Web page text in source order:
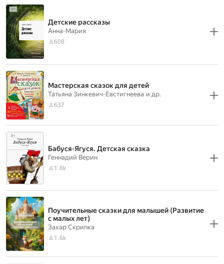
Детские рассказы
Анна-Мария
608
Мастерская сказок для детей
Татьяна Зинкевич-Евстигнеева и др.
637
Бабуся-Ягуся. Детская сказка
Геннадий Верин
1.8k
Поучительные сказки для малышей (Развитие
с малых лет)
Захар Скрипка
1.6k